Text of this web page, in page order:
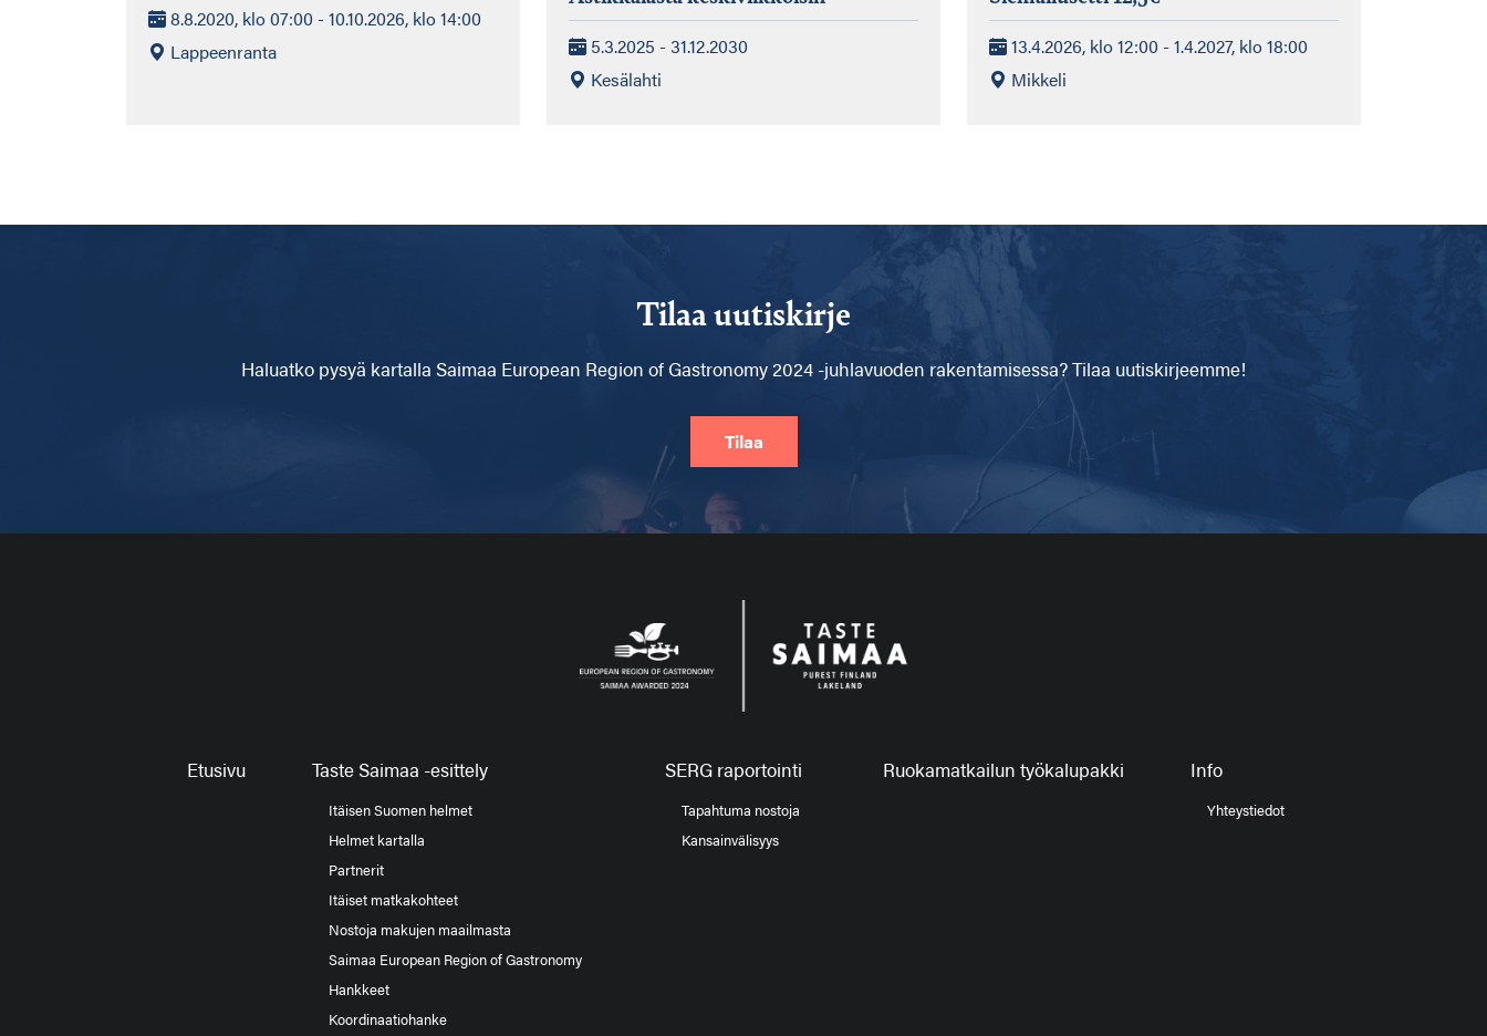
8.8.2020, klo 07:00 - 10.10.2026, klo 14:00
Lappeenranta
5.3.2025 - 31.12.2030
Kesälahti
13.4.2026, klo 12:00 - 1.4.2027, klo 18:00
Mikkeli
Tilaa uutiskirje
Haluatko pysyä kartalla Saimaa European Region of Gastronomy 2024 -juhlavuoden rakentamisessa? Tilaa uutiskirjeemme!
Tilaa
Etusivu Taste Saimaa -esittely
Itäisen Suomen helmet
Helmet kartalla
Partnerit
Itäiset matkakohteet
Nostoja makujen maailmasta
Saimaa European Region of Gastronomy
Hankkeet
Koordinaatiohanke
SERG raportointi
Tapahtuma nostoja
Kansainvälisyys
Ruokamatkailun työkalupakki Info
Yhteystiedot